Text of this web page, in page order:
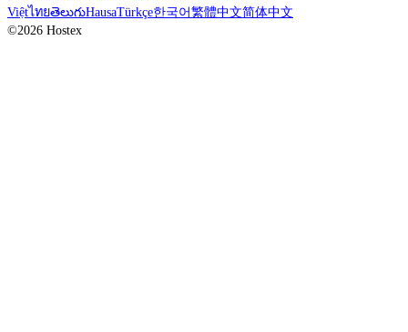
ViệtไทยతెలుగుHausaTürkçe한국어繁體中文简体中文
©2026 Hostex